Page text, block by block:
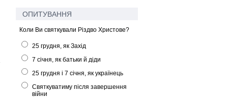
ОПИТУВАННЯ
Коли Ви святкували Різдво Христове?
25 грудня, як Захід
7 січня, як батьки й діди
25 грудня і 7 січня, як українець
Святкуватиму після завершення
війни